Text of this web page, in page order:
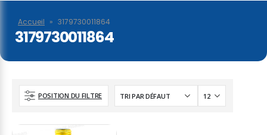
Accueil » 3179730011864
3179730011864
POSITION DU FILTRE